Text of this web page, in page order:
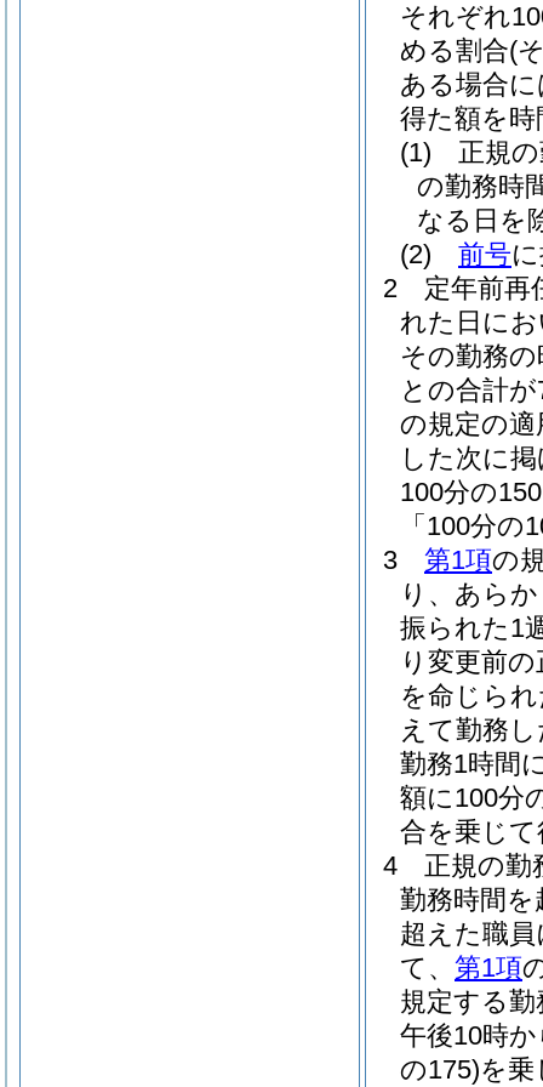
それぞれ
める割合(
ある場合
得た額を
(1)
正規
の勤務時
なる日を
(2)
前号
2
定年前再
れた日に
その勤務
との合計
の規定の
した次に
100分の
「100分の
3
第1項の
り、あら
振られた1
り変更前
を命じら
えて勤務
勤務1時間
額に100分
合を乗じ
4
正規の勤
勤務時間
超えた職
て、 第1項
規定する
午後10時
の175)を乗